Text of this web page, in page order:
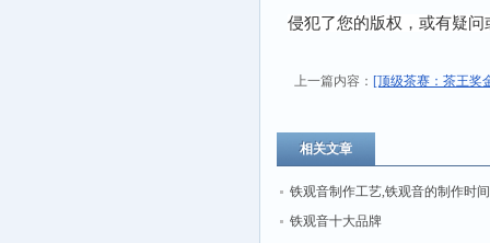
侵犯了您的版权，或有疑
上一篇内容： [顶级茶赛：茶王奖
相关文章
铁观音制作工艺,铁观音的制作时间
铁观音十大品牌